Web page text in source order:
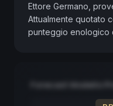
Ettore Germano,
Attualmente quotato
punteggio enologico
Forecast Modello